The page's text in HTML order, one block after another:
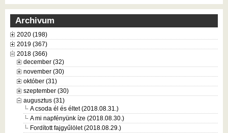
Archivum
2020 (198)
2019 (367)
2018 (366)
december (32)
november (30)
október (31)
szeptember (30)
augusztus (31)
A csoda él és éltet (2018.08.31.)
A mi napfényünk íze (2018.08.30.)
Fordított fajgyűlölet (2018.08.29.)